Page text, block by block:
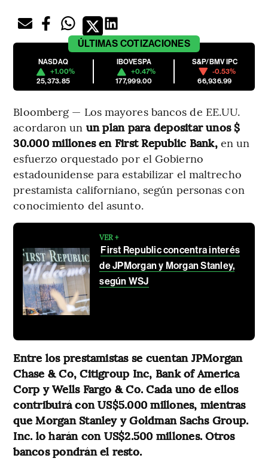
ÚLTIMAS COTIZACIONES
NASDAQ
+1.00%
25,373.85
IBOVESPA
+0.47%
177,999.00
S&P/BMV IPC
-0.53%
66,936.99
Bloomberg — Los mayores bancos de EE.UU.
acordaron un un plan para depositar unos $
30.000 millones en First Republic Bank, en un
esfuerzo orquestado por el Gobierno
estadounidense para estabilizar el maltrecho
prestamista californiano, según personas con
conocimiento del asunto.
VER +
First Republic concentra interés
de JPMorgan y Morgan Stanley,
según WSJ
Entre los prestamistas se cuentan JPMorgan
Chase & Co, Citigroup Inc, Bank of America
Corp y Wells Fargo & Co. Cada uno de ellos
contribuirá con US$5.000 millones, mientras
que Morgan Stanley y Goldman Sachs Group.
Inc. lo harán con US$2.500 millones. Otros
bancos pondrán el resto.